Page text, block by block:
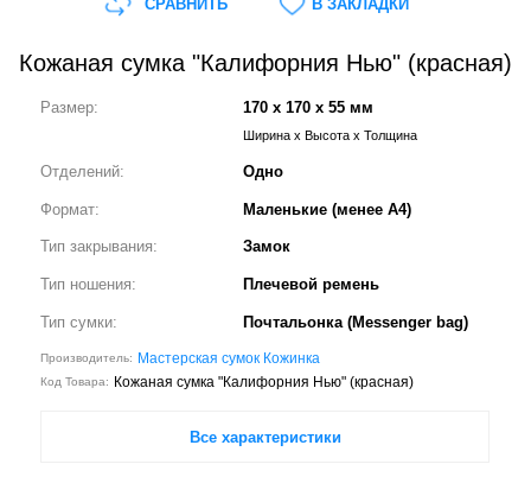
Кожаная сумка "Калифорния Нью" (красная)
Размер: 170 x 170 x 55 мм
Ширина x Высота x Толщина
Отделений: Одно
Формат: Маленькие (менее А4)
Тип закрывания: Замок
Тип ношения: Плечевой ремень
Тип сумки: Почтальонка (Messenger bag)
Производитель: Мастерская сумок Кожинка
Код Товара: Кожаная сумка "Калифорния Нью" (красная)
Все характеристики
СРАВНИТЬ В ЗАКЛАДКИ